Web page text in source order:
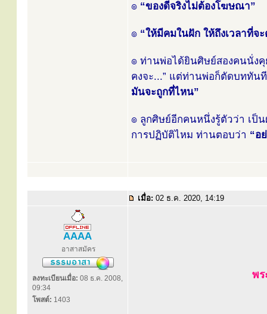
๏ “ของดีจริงไม่ต้องโฆษณา”
๏ “ให้มีคมในฝัก ให้ถึงเวลาที่จ
๏ ท่านพ่อได้ยินศิษย์สองคนนั่ง
คงจะ...” แต่ท่านพ่อก็ตัดบททัน
มันจะถูกที่ไหน”
๏ ลูกศิษย์อีกคนหนึ่งรู้ตัวว่า เป็
การปฏิบัติไหม ท่านตอบว่า “อ
เมื่อ: 02 ธ.ค. 2020, 14:19
AAAA
อาสาสมัคร
ลงทะเบียนเมื่อ: 08 ธ.ค. 2008,
09:34
โพสต์: 1403
พ